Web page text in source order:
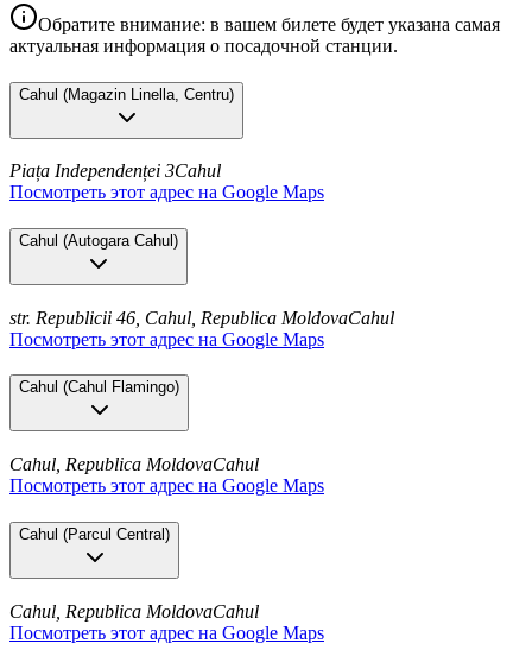
Обратите внимание: в вашем билете будет указана самая
актуальная информация о посадочной станции.
Cahul (Magazin Linella, Centru)
Piața Independenței 3Cahul
Посмотреть этот адрес на Google Maps
Cahul (Autogara Cahul )
str. Republicii 46, Cahul, Republica MoldovaCahul
Посмотреть этот адрес на Google Maps
Cahul (Cahul Flamingo)
Cahul, Republica MoldovaCahul
Посмотреть этот адрес на Google Maps
Cahul (Parcul Central )
Cahul, Republica MoldovaCahul
Посмотреть этот адрес на Google Maps